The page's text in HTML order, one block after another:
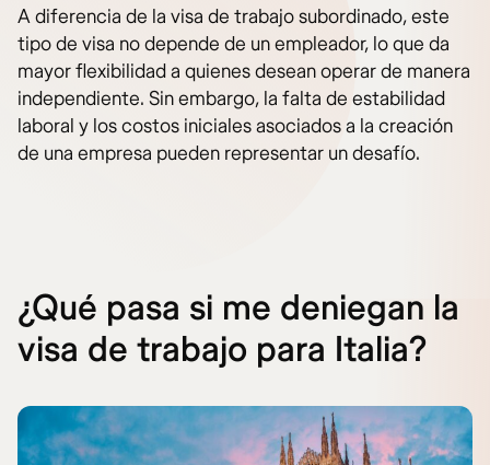
A diferencia de la visa de trabajo subordinado, este
tipo de visa no depende de un empleador, lo que da
mayor flexibilidad a quienes desean operar de manera
independiente. Sin embargo, la falta de estabilidad
laboral y los costos iniciales asociados a la creación
de una empresa pueden representar un desafío.
¿Qué pasa si me deniegan la
visa de trabajo para Italia?